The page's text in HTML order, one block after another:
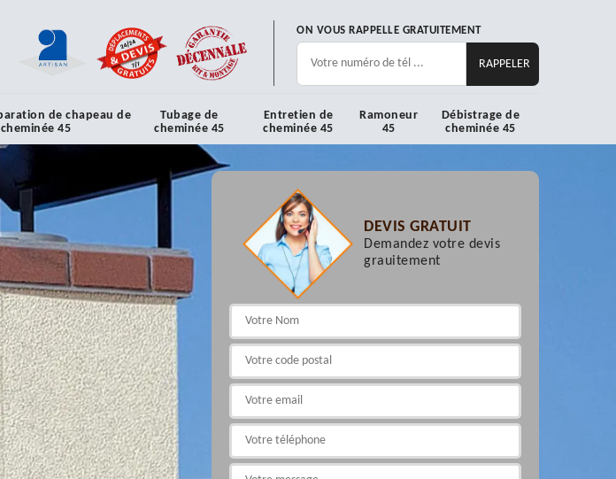
ON VOUS RAPPELLE GRATUITEMENT
de chapeau de
cheminée 45
Tubage de
cheminée 45
Entretien de
cheminée 45
Ramoneur
45
Débistrage de
cheminée 45
DEVIS GRATUIT
Demandez votre devis
grauitement